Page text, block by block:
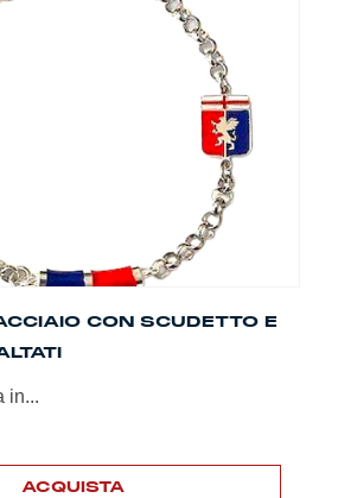
CON SCUDETTO E
in...
ACQUISTA